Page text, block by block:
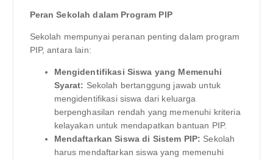
Peran Sekolah dalam Program PIP
Sekolah mempunyai peranan penting dalam program
PIP, antara lain:
Mengidentifikasi Siswa yang Memenuhi
Syarat: Sekolah bertanggung jawab untuk
mengidentifikasi siswa dari keluarga
berpenghasilan rendah yang memenuhi kriteria
kelayakan untuk mendapatkan bantuan PIP.
Mendaftarkan Siswa di Sistem PIP: Sekolah
harus mendaftarkan siswa yang memenuhi